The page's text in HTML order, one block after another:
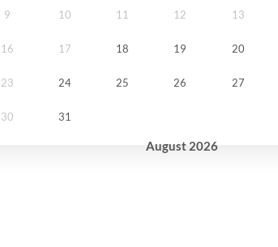
August 2026
9 10 11 12 13
16 17 18 19 20
23 24 25 26 27
30 31